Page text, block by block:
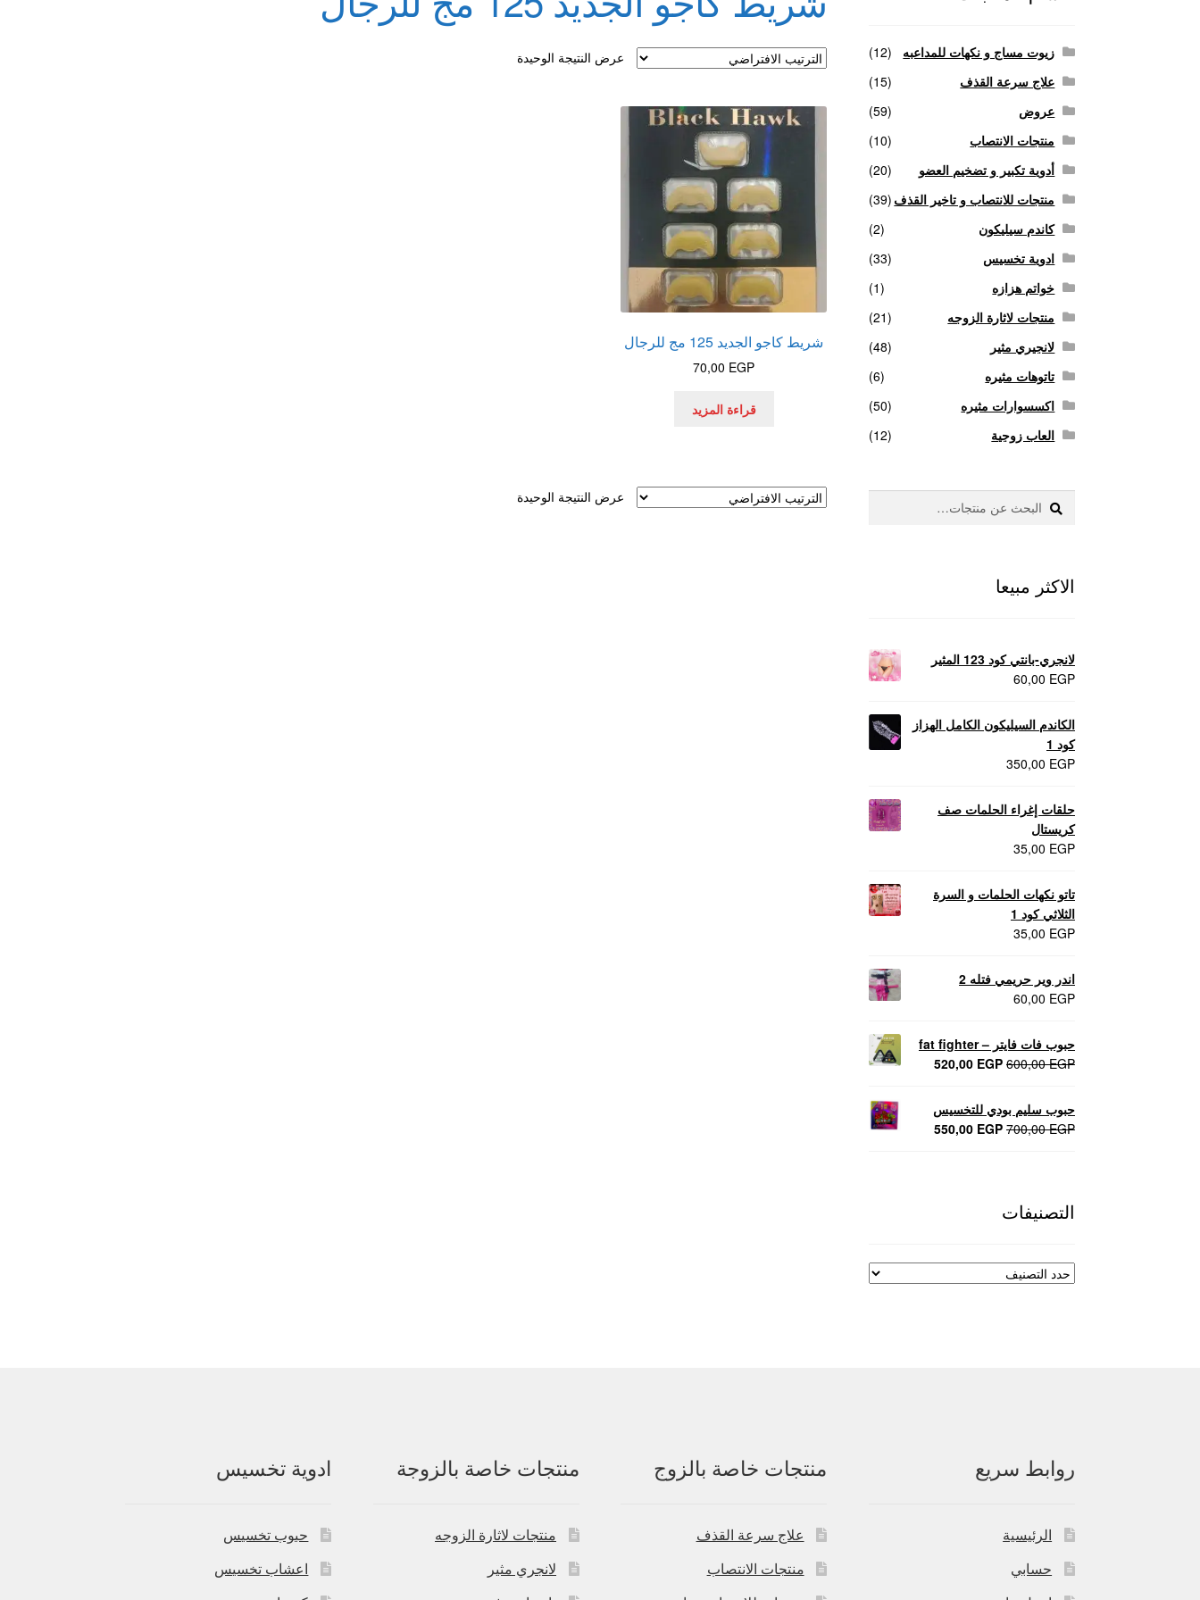
منتجات للانتصاب و تاخير القذف
عرض النتيجة الوحيدة
شريط كاجو الجديد 125 مج للرجال
70,00 EGP
قراءة المزيد
عرض النتيجة الوحيدة
زيوت مساج و نكهات للمداعبه
(12)
علاج سرعة القذف
(15)
عروض
(59)
منتجات الانتصاب
(10)
أدوية تكبير و تضخيم العضو
(20)
منتجات للانتصاب و تاخير القذف (39)
كاندم سيليكون
(2)
ادوية تخسيس
(33)
خواتم هزازه
(1)
منتجات لاثارة الزوجه
(21)
لانجيري مثير
(48)
تاتوهات مثيره
(6)
اكسسوارات مثيره
(50)
العاب زوجية
(12)
البحث
عن:
بحث
الاكثر مبيعا
لانجري-بانتي كود 123 المثير
60,00 EGP
الكاندم السيليكون الكامل الهزاز
كود 1
350,00 EGP
حلقات إغراء الحلمات صف
كريستال
35,00 EGP
تاتو نكهات الحلمات و السرة
الثلاثي كود 1
35,00 EGP
اندر وير حريمي فتله 2
60,00 EGP
حبوب فات فايتر – fat fighter
600,00EGP
السعر
600,00 EGP.
520,00 EGP
السعر
520,00 EGP.
حبوب سليم بودي للتخسيس
700,00EGP
السعر550,00 EGP
السعر
التصنيفات
روابط سريع
الرئيسية
حسابي
منتجات خاصة بالزوج
علاج سرعة القذف
منتجات الانتصاب
منتجات خاصة بالزوجة
منتجات لاثارة الزوجه
لانجري مثير
ادوية تخسيس
حبوب تخسيس
اعشاب تخسيس